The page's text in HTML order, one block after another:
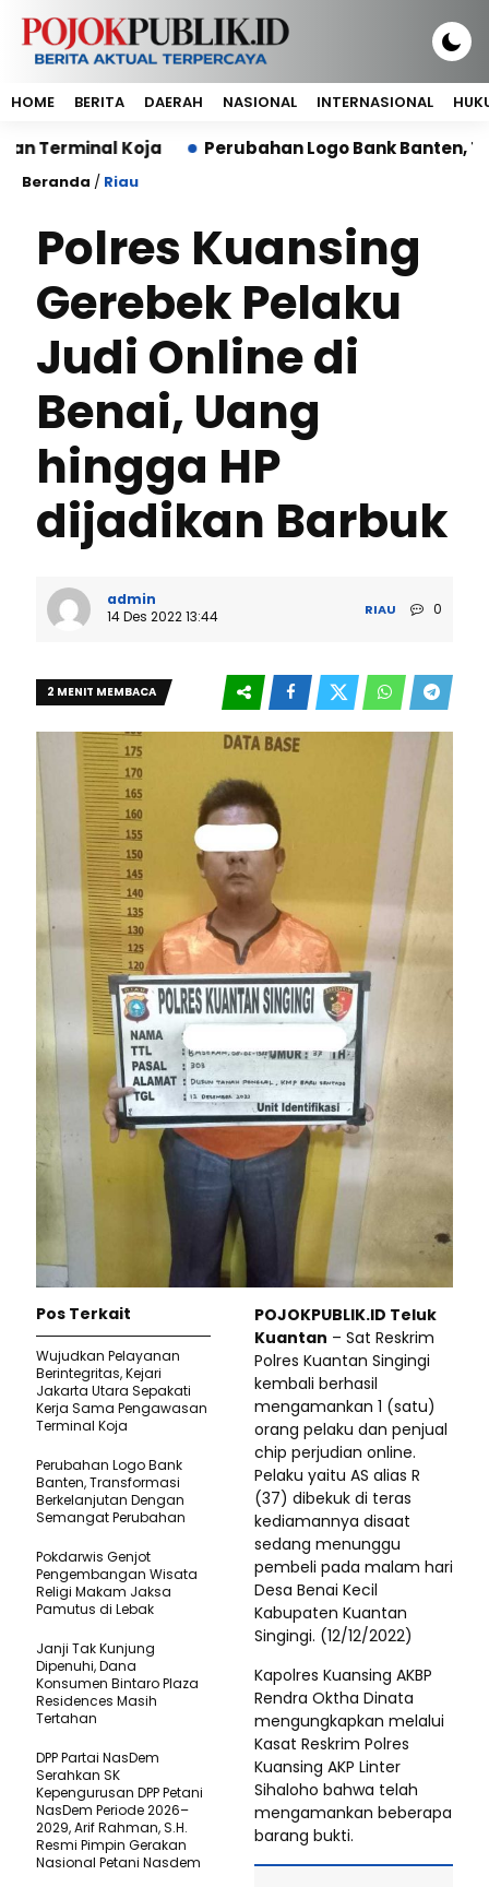
HOME BERITA DAERAH NASIONAL INTERNASIONAL
Koja Perubahan Logo Bank Banten,
Beranda / Riau
Polres Kuansing
Gerebek Pelaku
Judi Online di
Benai, Uang
hingga HP
dijadikan Barbuk
admin
14 Des 2022 13:44
RIAU 0
2 MENIT MEMBACA
POJOKPUBLIK.ID Teluk
Kuantan – Sat Reskrim
Polres Kuantan Singingi
kembali berhasil
mengamankan 1 (satu)
orang pelaku dan penjual
chip perjudian online.
Pelaku yaitu AS alias R
(37) dibekuk di teras
kediamannya disaat
sedang menunggu
pembeli pada malam hari
Desa Benai Kecil
Kabupaten Kuantan
Singingi. (12/12/2022)
Kapolres Kuansing AKBP
Rendra Oktha Dinata
mengungkapkan melalui
Kasat Reskrim Polres
Kuansing AKP Linter
Sihaloho bahwa telah
mengamankan beberapa
barang bukti.
Pos Terkait
Wujudkan Pelayanan
Berintegritas, Kejari
Jakarta Utara Sepakati
Kerja Sama Pengawasan
Terminal Koja
Perubahan Logo Bank
Banten, Transformasi
Berkelanjutan Dengan
Semangat Perubahan
Pokdarwis Genjot
Pengembangan Wisata
Religi Makam Jaksa
Pamutus di Lebak
Janji Tak Kunjung
Dipenuhi, Dana
Konsumen Bintaro Plaza
Residences Masih
Tertahan
DPP Partai NasDem
Serahkan SK
Kepengurusan DPP Petani
NasDem Periode 2026–
2029, Arif Rahman, S.H.
Resmi Pimpin Gerakan
Nasional Petani Nasdem